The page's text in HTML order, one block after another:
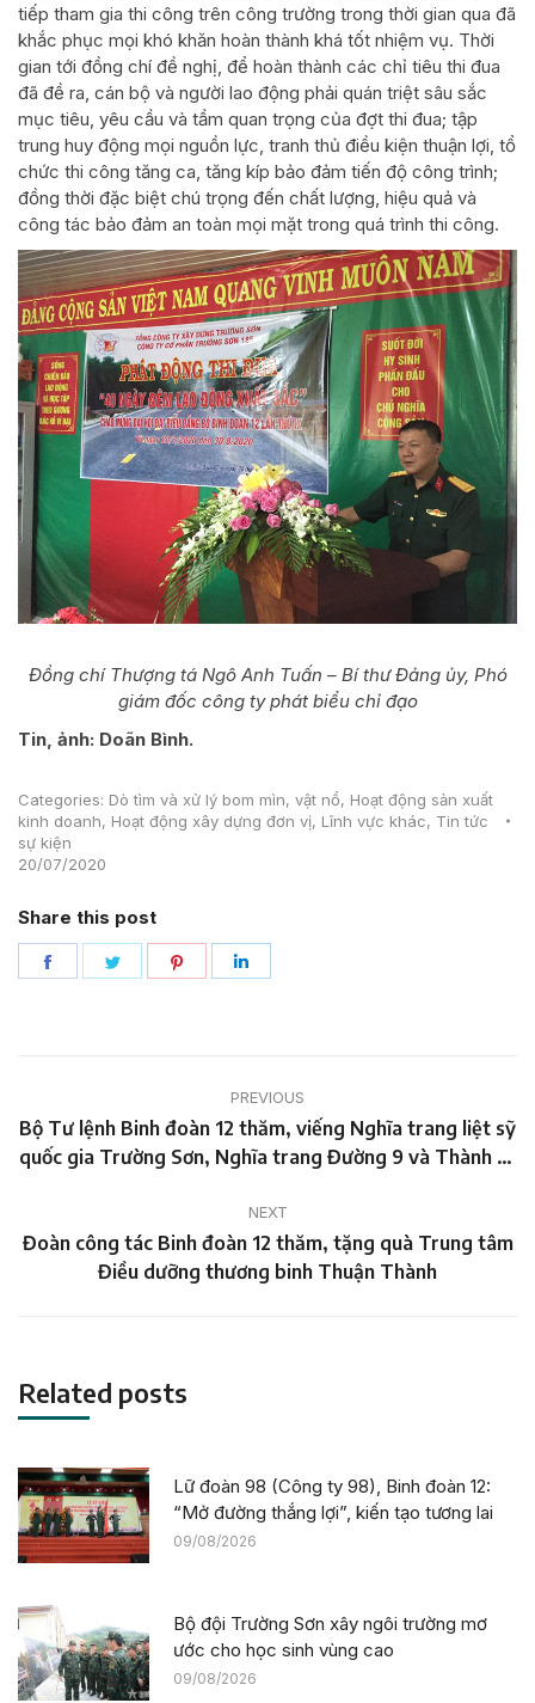
tiếp tham gia thi công trên công trường trong thời gian qua đã
khắc phục mọi khó khăn hoàn thành khá tốt nhiệm vụ. Thời
gian tới đồng chí đề nghị, để hoàn thành các chỉ tiêu thi đua
đã đề ra, cán bộ và người lao động phải quán triệt sâu sắc
mục tiêu, yêu cầu và tầm quan trọng của đợt thi đua; tập
trung huy động mọi nguồn lực, tranh thủ điều kiện thuận lợi, tổ
chức thi công tăng ca, tăng kíp bảo đảm tiến độ công trình;
đồng thời đặc biệt chú trọng đến chất lượng, hiệu quả và
công tác bảo đảm an toàn mọi mặt trong quá trình thi công.
Đồng chí Thượng tá Ngô Anh Tuấn – Bí thư Đảng ủy, Phó
giám đốc công ty phát biểu chỉ đạo
Tin, ảnh: Doãn Bình.
Categories: Dò tìm và xử lý bom mìn, vật nổ, Hoạt động sản xuất
kinh doanh, Hoạt động xây dựng đơn vị, Lĩnh vực khác, Tin tức
sự kiện
20/07/2020
Share this post
Share
Share
Share
navigation
PREVIOUS
Previous
post:
Bộ Tư lệnh Binh đoàn 12 thăm, viếng Nghĩa trang liệt sỹ
quốc gia Trường Sơn, Nghĩa trang Đường 9 và Thành cổ
liệt sỹ 27/7.
NEXT
Next
post:
Đoàn công tác Binh đoàn 12 thăm, tặng quà Trung tâm
Điều dưỡng thương binh Thuận Thành
Related posts
Lữ đoàn 98 (Công ty 98), Binh đoàn 12:
“Mở đường thắng lợi”, kiến tạo tương lai
09/08/2026
Bộ đội Trường Sơn xây ngôi trường mơ
ước cho học sinh vùng cao
09/08/2026